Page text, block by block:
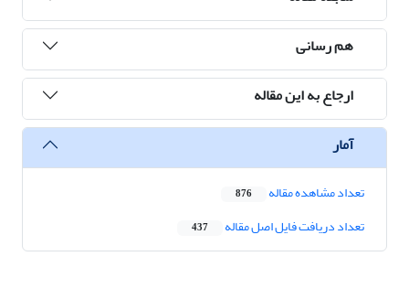
هم رسانی
ارجاع به این مقاله
آمار
تعداد مشاهده مقاله 876
تعداد دریافت فایل اصل مقاله 437